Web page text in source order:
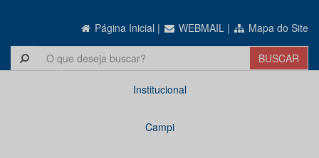
Página Inicial | WEBMAIL | Mapa do Site
Institucional
Campi